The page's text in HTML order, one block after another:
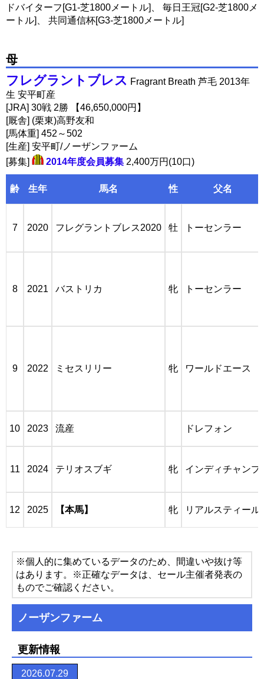
ドバイターフ[G1-芝1800メートル]、 毎日王冠[G2-芝1800メ
ートル]、 共同通信杯[G3-芝1800メートル]
母
フレグラントブレス Fragrant Breath 芦毛 2013年
生 安平町産
[JRA] 30戦 2勝 【46,650,000円】
[厩舎] (栗東)高野友和
[馬体重] 452～502
[生産] 安平町/ノーザンファーム
[募集]
2014年度会員募集 2,400万円(10口)
齢 生年 馬名 性 父名
7 2020 フレグラントブレス2020 牡 トーセンラー
8 2021 バストリカ 牝 トーセンラー
9 2022 ミセスリリー 牝 ワールドエース
10 2023 流産 ドレフォン
11 2024 テリオスブギ 牝 インディチャンプ
12 2025 【本馬】 牝 リアルスティール
※個人的に集めているデータのため、間違いや抜け等
はあります。※正確なデータは、セール主催者発表の
ものでご確認ください。
ノーザンファーム
更新情報
2026.07.29